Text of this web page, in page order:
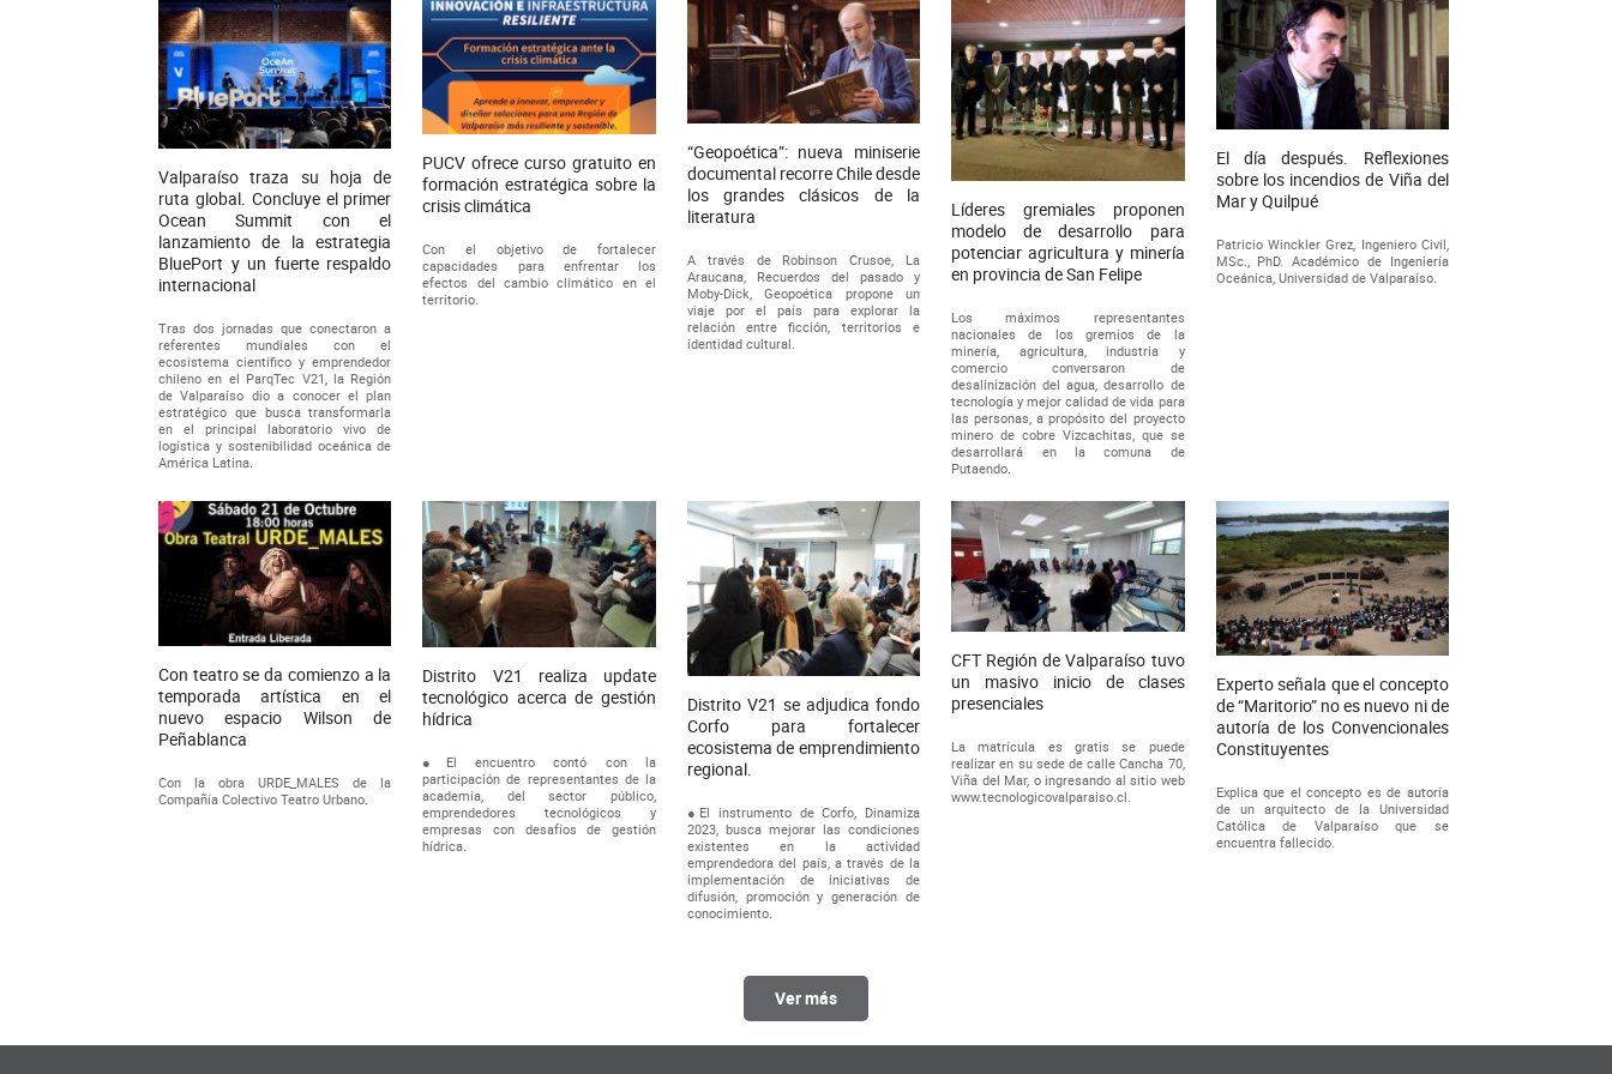
Valparaíso traza su hoja de
ruta global. Concluye el primer
Ocean Summit con el
lanzamiento de la estrategia
BluePort y un fuerte respaldo
internacional
Tras dos jornadas que conectaron a
referentes mundiales con el
ecosistema científico y emprendedor
chileno en el ParqTec V21, la Región
de Valparaíso dio a conocer el plan
estratégico que busca transformarla
en el principal laboratorio vivo de
logística y sostenibilidad oceánica de
América Latina.
PUCV ofrece curso gratuito en
formación estratégica sobre la
crisis climática
Con el objetivo de fortalecer
capacidades para enfrentar los
efectos del cambio climático en el
territorio.
“Geopoética”: nueva miniserie
documental recorre Chile desde
los grandes clásicos de la
literatura
A través de Robinson Crusoe, La
Araucana, Recuerdos del pasado y
Moby-Dick, Geopoética propone un
viaje por el país para explorar la
relación entre ficción, territorios e
identidad cultural.
Líderes gremiales proponen
modelo de desarrollo para
potenciar agricultura y minería
en provincia de San Felipe
Los máximos representantes
nacionales de los gremios de la
minería, agricultura, industria y
comercio conversaron de
desalinización del agua, desarrollo de
tecnología y mejor calidad de vida para
las personas, a propósito del proyecto
minero de cobre Vizcachitas, que se
desarrollará en la comuna de
Putaendo.
El día después. Reflexiones
sobre los incendios de Viña del
Mar y Quilpué
Patricio Winckler Grez, Ingeniero Civil,
MSc., PhD. Académico de Ingeniería
Oceánica, Universidad de Valparaíso.
Con teatro se da comienzo a la
temporada artística en el
nuevo espacio Wilson de
Peñablanca
Con la obra URDE_MALES de la
Compañía Colectivo Teatro Urbano.
Distrito V21 realiza update
tecnológico acerca de gestión
hídrica
●El encuentro contó con la
participación de representantes de la
academia, del sector público,
emprendedores tecnológicos y
empresas con desafíos de gestión
hídrica.
Distrito V21 se adjudica fondo
Corfo para fortalecer
ecosistema de emprendimiento
regional.
●El instrumento de Corfo, Dinamiza
2023, busca mejorar las condiciones
existentes en la actividad
emprendedora del país, a través de la
implementación de iniciativas de
difusión, promoción y generación de
conocimiento.
CFT Región de Valparaíso tuvo
un masivo inicio de clases
presenciales
La matrícula es gratis se puede
realizar en su sede de calle Cancha 70,
Viña del Mar, o ingresando al sitio web
www.tecnologicovalparaiso.cl.
Experto señala que el concepto
de “Maritorio” no es nuevo ni de
autoría de los Convencionales
Constituyentes
Explica que el concepto es de autoría
de un arquitecto de la Universidad
Católica de Valparaíso que se
encuentra fallecido.
Ver más